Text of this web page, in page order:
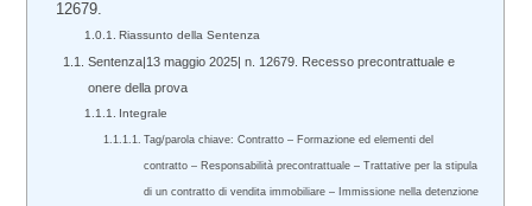
12679.
Riassunto della Sentenza
Sentenza|13 maggio 2025| n. 12679. Recesso precontrattuale e
onere della prova
Integrale
Tag/parola chiave: Contratto – Formazione ed elementi del
contratto – Responsabilità precontrattuale – Trattative per la stipula
di un contratto di vendita immobiliare – Immissione nella detenzione